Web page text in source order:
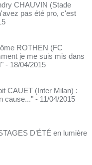
CHAUVIN (Stade
pas été pro, c'est
ROTHEN (FC
je me suis mis dans
- 18/04/2015
CAUET (Inter Milan) :
cause..." - 11/04/2015
D’ÉTÉ en lumière